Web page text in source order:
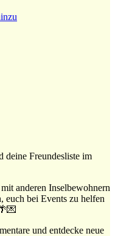
deine Freundesliste im
anderen Inselbewohnern
euch bei Events zu helfen
und entdecke neue